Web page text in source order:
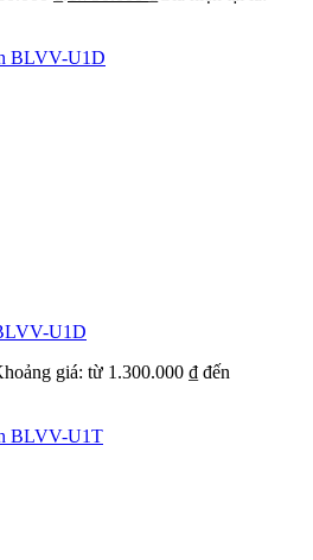
U1D
giá: từ 1.300.000 ₫ đến